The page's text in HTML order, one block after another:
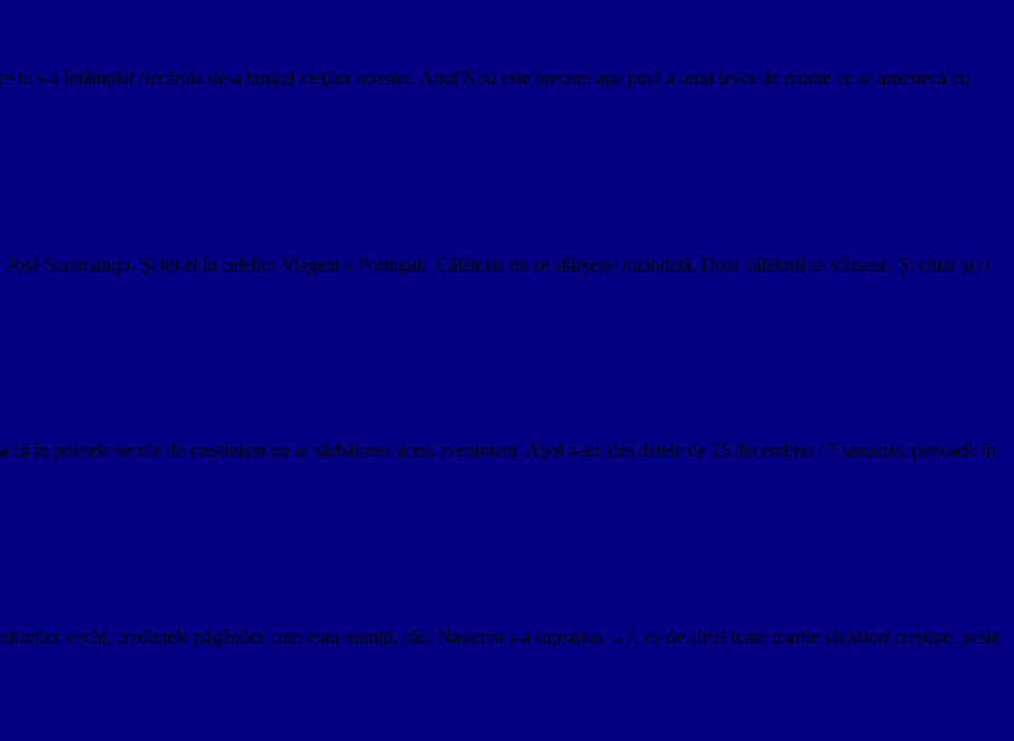
s-a întâmplat fiecăruia de-a lungul vieţilor noastre. Anul Nou este precum apa pură a unui izvor de munte ce se amestecă cu
Saramango. Și tot el în celebra Viagem a Portugal: Călătoria nu se sfârșește niciodată. Doar călătorii se sfârșesc. Și chiar și ei
în primele secole de creștinism nu se sărbătorea acest eveniment. Apoi s-au ales datele de 25 decembrie / 7 ianuarie, perioade în
vechi, credințele păgânilor cum erau numiți, căci Nașterea s-a suprapus →?, ca de altfel toate marile sărbători creștine, peste